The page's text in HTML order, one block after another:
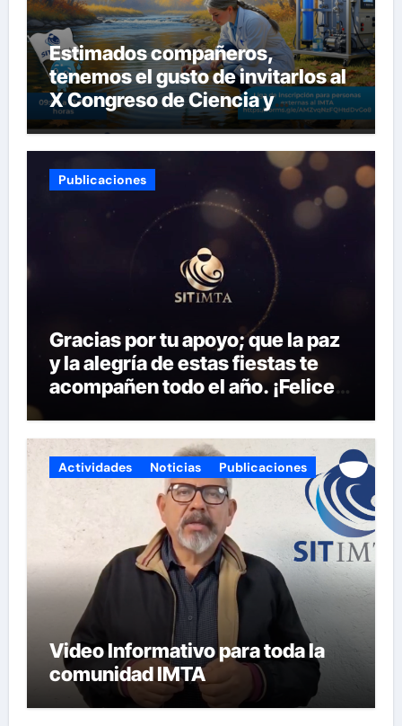
Estimados compañeros,
tenemos el gusto de invitarlos al
X Congreso de Ciencia y
Tecnología del SITIMTA. Si
gustan acompañarnos, dejamos
la liga para que se inscriban:
Publicaciones
Gracias por tu apoyo; que la paz
y la alegría de estas fiestas te
acompañen todo el año. ¡Felices
Actividades Noticias Publicaciones
Video Informativo para toda la
comunidad IMTA